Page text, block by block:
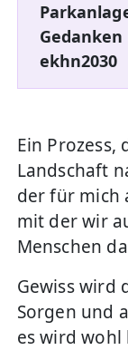
Gedanken
ekhn2030
Ein Prozess,
Landschaft
der für mich
mit der wir
Menschen
Gewiss wird
Sorgen und
es wird wohl